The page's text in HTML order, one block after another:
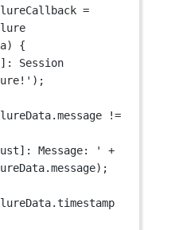
=
{
Session
);
!=
Message: '
+